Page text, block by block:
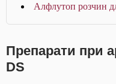
Алфлутоп розчин
Препарати при
DS